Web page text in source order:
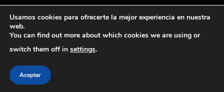
POLÍTICA GENERAL SOBRE CUMPLIMIENTO ANTICORRUPCIÓN
Usamos cookies para ofrecerte la mejor experiencia en nuestra
web.
You can find out more about which cookies we are using or
switch them off in settings.
Aceptar